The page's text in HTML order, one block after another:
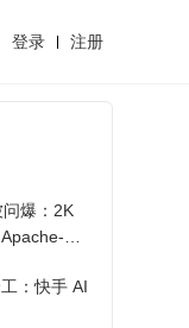
登录 注册
爆：2K
2.0
：快手 AI